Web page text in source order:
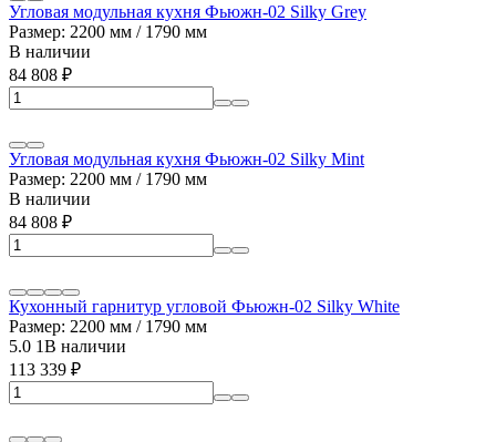
Угловая модульная кухня Фьюжн-02 Silky Grey
Размер: 2200 мм / 1790 мм
В наличии
84 808 ₽
Угловая модульная кухня Фьюжн-02 Silky Mint
Размер: 2200 мм / 1790 мм
В наличии
84 808 ₽
Кухонный гарнитур угловой Фьюжн-02 Silky White
Размер: 2200 мм / 1790 мм
5.0 1В наличии
113 339 ₽